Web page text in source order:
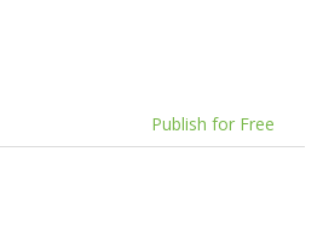
Publish for Free